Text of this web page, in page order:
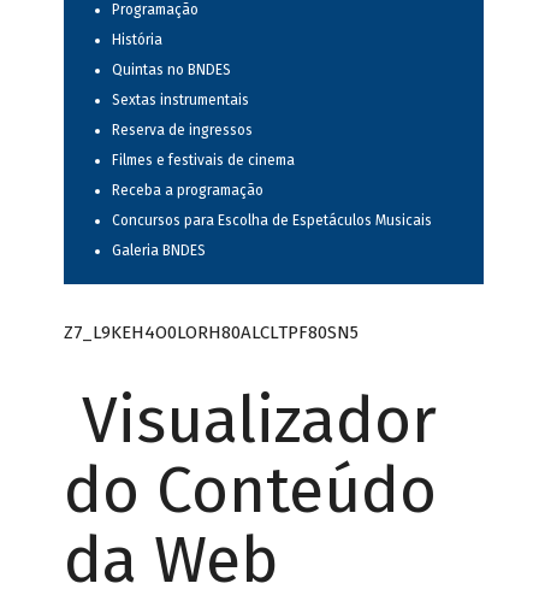
Programação
História
Quintas no BNDES
Sextas instrumentais
Reserva de ingressos
Filmes e festivais de cinema
Receba a programação
Concursos para Escolha de Espetáculos Musicais
Galeria BNDES
Z7_L9KEH4O0LORH80ALCLTPF80SN5
Visualizador
do Conteúdo
da Web